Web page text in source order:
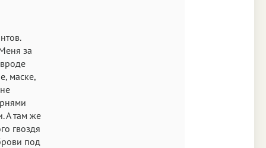
за
маске,
А там же
гвоздя
под